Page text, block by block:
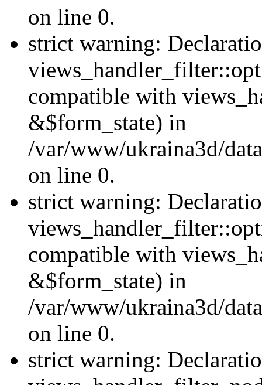
on line 0.
strict warning:
compatible with
&$form_state) in
/var/www/ukraina3d/
on line 0.
strict warning:
compatible with
&$form_state) in
/var/www/ukraina3d/
on line 0.
strict warning: